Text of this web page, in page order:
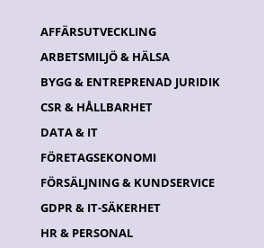
AFFÄRSUTVECKLING
ARBETSMILJÖ & HÄLSA
BYGG & ENTREPRENAD JURIDIK
CSR & HÅLLBARHET
DATA & IT
FÖRETAGSEKONOMI
FÖRSÄLJNING & KUNDSERVICE
GDPR & IT-SÄKERHET
HR & PERSONAL